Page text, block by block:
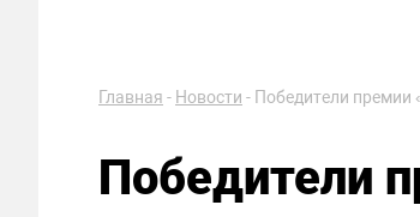
Главная - Новости - Победители премии
Победители